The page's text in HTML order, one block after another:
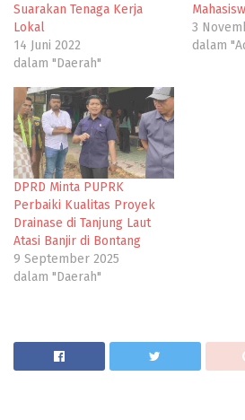
Suarakan Tenaga Kerja
Lokal
14 Juni 2022
dalam "Daerah"
3
dalam
DPRD Minta PUPRK
Perbaiki Kualitas Proyek
Drainase di Tanjung Laut
Atasi Banjir di Bontang
9 September 2025
dalam "Daerah"